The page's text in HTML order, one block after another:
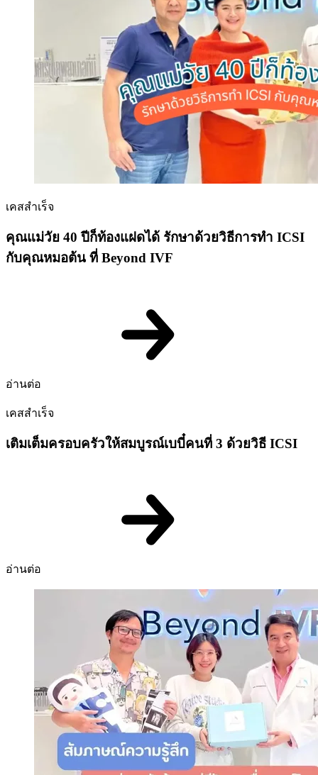
เคสสำเร็จ
คุณแม่วัย 40 ปีก็ท้องแฝดได้ รักษาด้วยวิธีการทำ ICSI
กับคุณหมอต้น ที่ Beyond IVF
อ่านต่อ
เคสสำเร็จ
เติมเต็มครอบครัวให้สมบูรณ์เบบี๋คนที่ 3 ด้วยวิธี ICSI
อ่านต่อ